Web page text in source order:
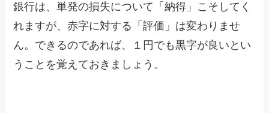
銀行は、単発の損失について「納得」こそしてく
れますが、赤字に対する「評価」は変わりませ
ん。できるのであれば、１円でも黒字が良いとい
うことを覚えておきましょう。